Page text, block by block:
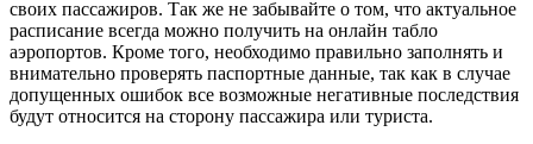
своих пассажиров. Так же не забывайте о том, что актуальное
расписание всегда можно получить на онлайн табло
аэропортов. Кроме того, необходимо правильно заполнять и
внимательно проверять паспортные данные, так как в случае
допущенных ошибок все возможные негативные последствия
будут относится на сторону пассажира или туриста.